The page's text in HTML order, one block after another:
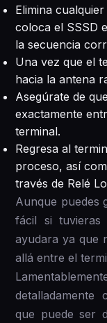
Elimina
coloca el SSSD
la secuencia
Una vez que el
hacia la antena
Asegúrate de
exactamente
terminal.
Regresa al
proceso, así
través de Relé
Aunque puedes
fácil si
ayudara ya que
allá entre el
que puede ser